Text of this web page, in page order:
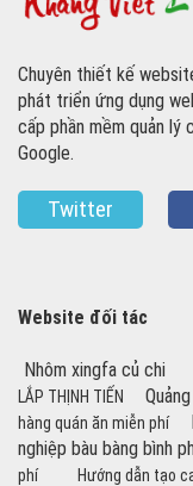
Chuyên thiết kế
phát triển ứng dụng
cấp phần mềm quản lý
Google.
Twitter
Website đối tác
Nhôm xingfa củ chi
LẮP THỊNH TIẾN
hàng quán ăn miễn phí
nghiệp bàu bàng bình
phí
Hướng dẫn tạo